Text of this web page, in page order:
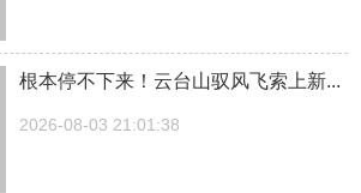
根本停不下来！云台山驭风飞索上新...
2026-08-03 21:01:38